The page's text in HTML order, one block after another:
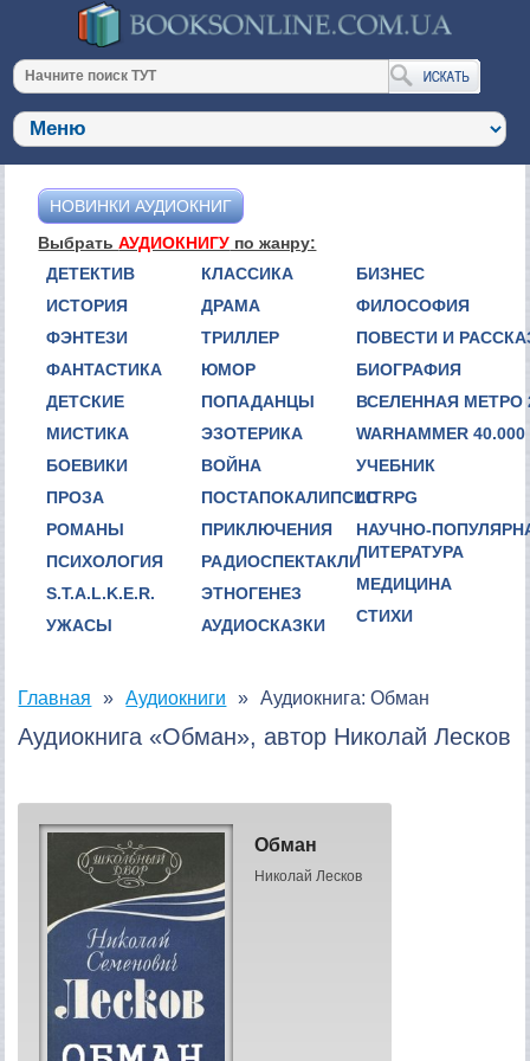
НОВИНКИ АУДИОКНИГ
ВыбратьАУДИОКНИГУ по жанру:
ДЕТЕКТИВ
ИСТОРИЯ
ФЭНТЕЗИ
ФАНТАСТИКА
ДЕТСКИЕ
МИСТИКА
БОЕВИКИ
ПРОЗА
РОМАНЫ
ПСИХОЛОГИЯ
S.T.A.L.K.E.R.
УЖАСЫ
КЛАССИКА
ДРАМА
ТРИЛЛЕР
ЮМОР
ПОПАДАНЦЫ
ЭЗОТЕРИКА
ВОЙНА
ПОСТАПОКАЛИПСИС
ПРИКЛЮЧЕНИЯ
РАДИОСПЕКТАКЛИ
ЭТНОГЕНЕЗ
АУДИОСКАЗКИ
БИЗНЕС
ФИЛОСОФИЯ
ПОВЕСТИ И
БИОГРАФИЯ
ВСЕЛЕННАЯ МЕТРО
WARHAMMER 40.000
УЧЕБНИК
LITRPG
НАУЧНО-
ЛИТЕРАТУРА
МЕДИЦИНА
СТИХИ
Главная Аудиокниги Аудиокнига: Обман
Аудиокнига «Обман», автор Николай Лесков
Обман
Николай Лесков